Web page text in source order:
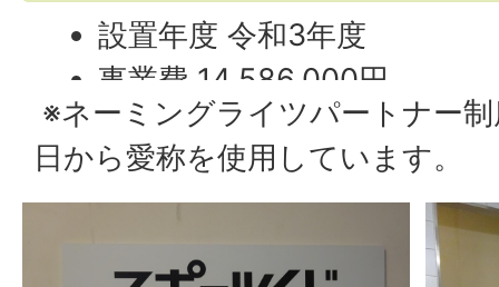
設置年度 令和3年度
事業費 14,586,000円
助成金額 6,514,000円
※ネーミングライツパートナー
日から愛称を使用しています。